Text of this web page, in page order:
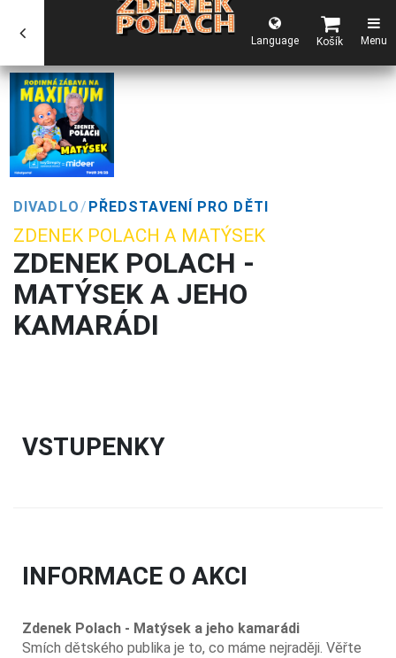
Menu
Košík
Language
DIVADLO/ PŘEDSTAVENÍ PRO DĚTI
ZDENEK POLACH A MATÝSEK
ZDENEK POLACH -
MATÝSEK A JEHO
KAMARÁDI
VSTUPENKY
INFORMACE O AKCI
Zdenek Polach - Matýsek a jeho kamarádi
Smích dětského publika je to, co máme nejraději. Věřte